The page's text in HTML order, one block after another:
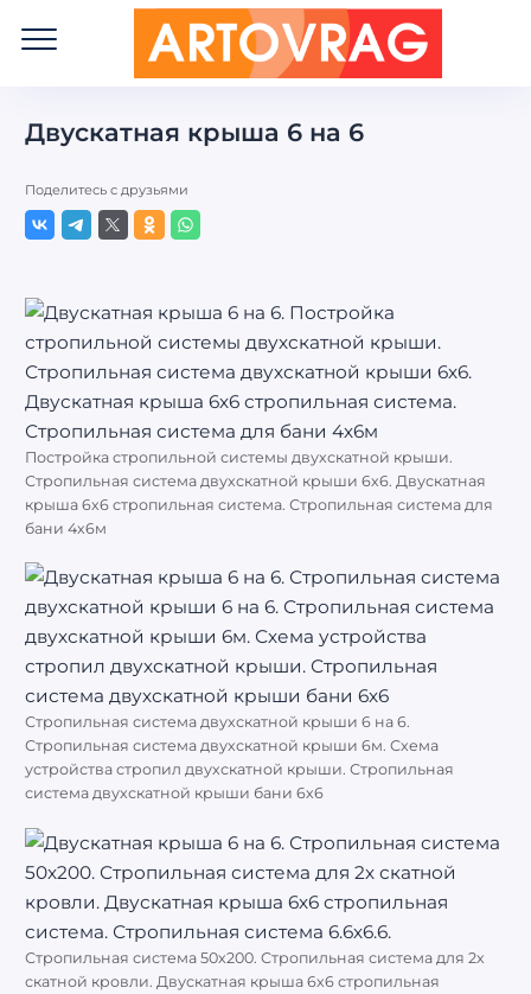
Двускатная крыша 6 на 6
Поделитесь с друзьями
Постройка стропильной системы двухскатной крыши.
Стропильная система двухскатной крыши 6х6. Двускатная
крыша 6х6 стропильная система. Стропильная система для
бани 4х6м
Стропильная система двухскатной крыши 6 на 6.
Стропильная система двухскатной крыши 6м. Схема
устройства стропил двухскатной крыши. Стропильная
система двухскатной крыши бани 6х6
Стропильная система 50х200. Стропильная система для 2х
скатной кровли. Двускатная крыша 6х6 стропильная